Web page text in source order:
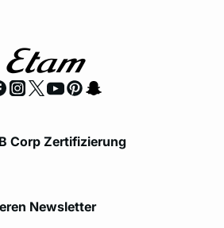
B Corp Zertifizierung
Newsletter